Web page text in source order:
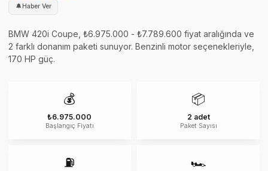
🔔 Haber Ver
BMW 420i Coupe, ₺6.975.000 - ₺7.789.600 fiyat aralığında ve
2 farklı donanım paketi sunuyor. Benzinli motor seçenekleriyle,
170 HP güç.
💰
₺6.975.000
Başlangıç Fiyatı
📦
2 adet
Paket Sayısı
⛽ 🏎️